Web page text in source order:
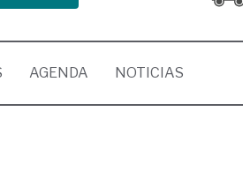
AGENDA NOTICIAS